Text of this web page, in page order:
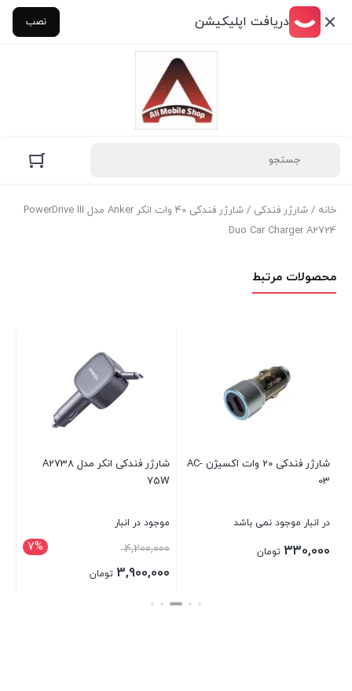
دریافت اپلیکیشن نصب
خانه / شارژر فندکی
/ شارژر فندکی 40 وات انکر Anker مدل PowerDrive III
Duo Car Charger A2724
محصولات مرتبط
شارژر فندکی 20 وات اکسیژن AC-
03
در انبار موجود نمی باشد
330,000 تومان
شارژر فندکی انکر مدل A2738
75W
موجود در انبار
7% 4,200,000
3,900,000 تومان
بستن